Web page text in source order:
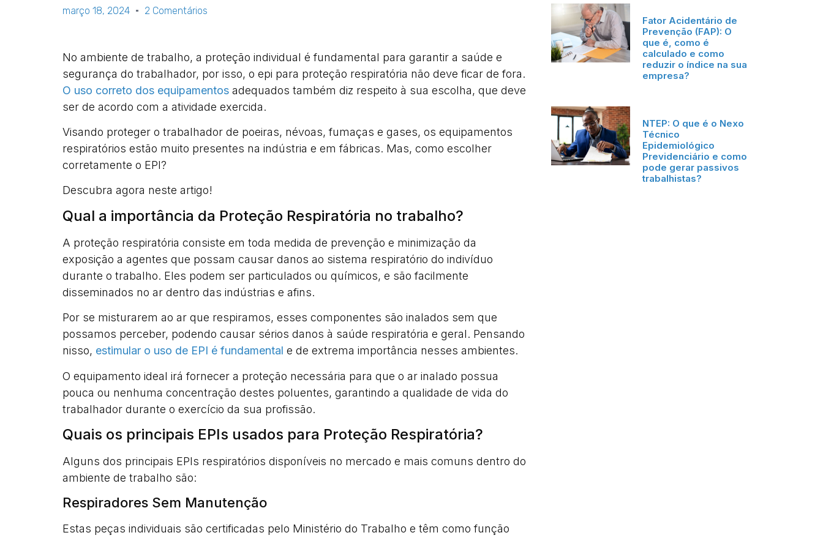
março 18, 2024 2 Comentários
No ambiente de trabalho, a proteção individual é fundamental para garantir a saúde e
segurança do trabalhador, por isso, o epi para proteção respiratória não deve ficar de fora.
O uso correto dos equipamentos adequados também diz respeito à sua escolha, que deve
ser de acordo com a atividade exercida.
Visando proteger o trabalhador de poeiras, névoas, fumaças e gases, os equipamentos
respiratórios estão muito presentes na indústria e em fábricas. Mas, como escolher
corretamente o EPI?
Descubra agora neste artigo!
Qual a importância da Proteção Respiratória no trabalho?
A proteção respiratória consiste em toda medida de prevenção e minimização da
exposição a agentes que possam causar danos ao sistema respiratório do indivíduo
durante o trabalho. Eles podem ser particulados ou químicos, e são facilmente
disseminados no ar dentro das indústrias e afins.
Por se misturarem ao ar que respiramos, esses componentes são inalados sem que
possamos perceber, podendo causar sérios danos à saúde respiratória e geral. Pensando
nisso, estimular o uso de EPI é fundamental e de extrema importância nesses ambientes.
O equipamento ideal irá fornecer a proteção necessária para que o ar inalado possua
pouca ou nenhuma concentração destes poluentes, garantindo a qualidade de vida do
trabalhador durante o exercício da sua profissão.
Quais os principais EPIs usados para Proteção Respiratória?
Alguns dos principais EPIs respiratórios disponíveis no mercado e mais comuns dentro do
ambiente de trabalho são:
Respiradores Sem Manutenção
Estas peças individuais são certificadas pelo Ministério do Trabalho e têm como função
Fator Acidentário de
Prevenção (FAP): O
que é, como é
calculado e como
reduzir o índice na sua
empresa?
NTEP: O que é o Nexo
Técnico
Epidemiológico
Previdenciário e como
pode gerar passivos
trabalhistas?